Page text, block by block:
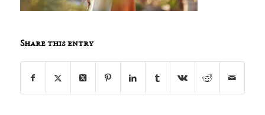
Share this entry